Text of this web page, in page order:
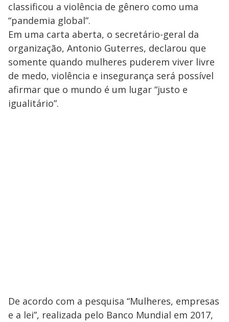
classificou a violência de gênero como uma
“pandemia global”.
Em uma carta aberta, o secretário-geral da
organização, Antonio Guterres, declarou que
somente quando mulheres puderem viver livre
de medo, violência e insegurança será possível
afirmar que o mundo é um lugar “justo e
igualitário”.
De acordo com a pesquisa “Mulheres, empresas
e a lei”, realizada pelo Banco Mundial em 2017,